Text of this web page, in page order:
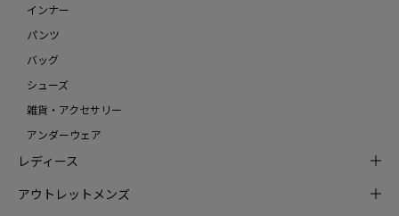
インナー
パンツ
バッグ
シューズ
雑貨・アクセサリー
アンダーウェア
レディース
アウトレットメンズ